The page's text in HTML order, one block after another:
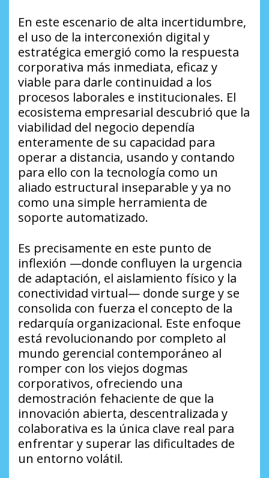
​En este escenario de alta incertidumbre,
el uso de la interconexión digital y
estratégica emergió como la respuesta
corporativa más inmediata, eficaz y
viable para darle continuidad a los
procesos laborales e institucionales. El
ecosistema empresarial descubrió que la
viabilidad del negocio dependía
enteramente de su capacidad para
operar a distancia, usando y contando
para ello con la tecnología como un
aliado estructural inseparable y ya no
como una simple herramienta de
soporte automatizado.
​Es precisamente en este punto de
inflexión —donde confluyen la urgencia
de adaptación, el aislamiento físico y la
conectividad virtual— donde surge y se
consolida con fuerza el concepto de la
redarquía organizacional. Este enfoque
está revolucionando por completo al
mundo gerencial contemporáneo al
romper con los viejos dogmas
corporativos, ofreciendo una
demostración fehaciente de que la
innovación abierta, descentralizada y
colaborativa es la única clave real para
enfrentar y superar las dificultades de
un entorno volátil.